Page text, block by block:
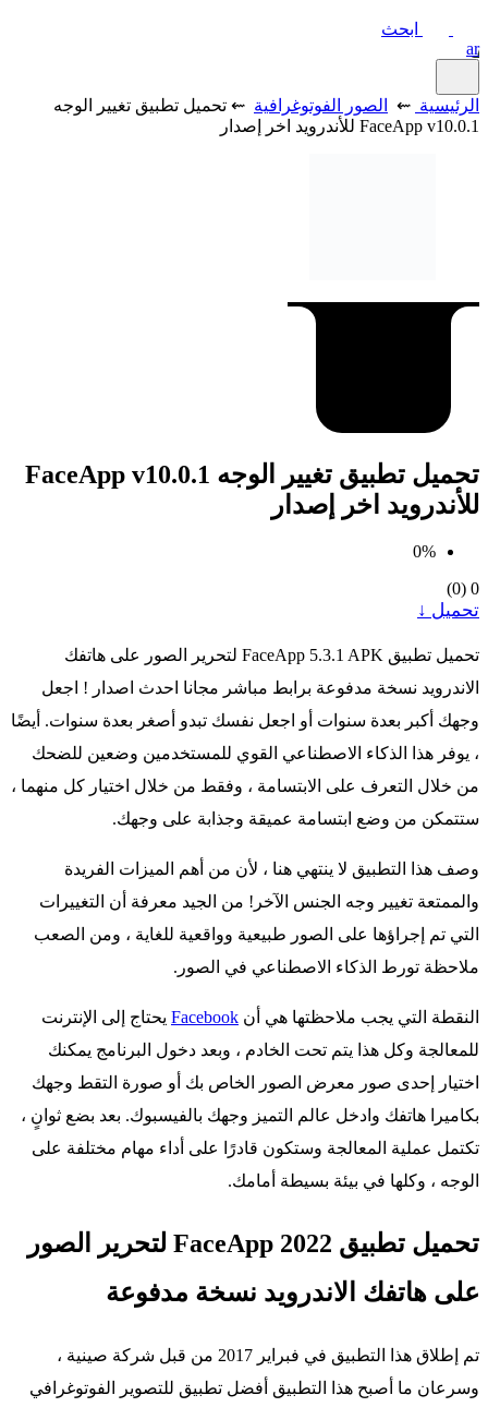
ابحث
ar
الرئيسية ⇜ الصور الفوتوغرافية ⇜ تحميل تطبيق تغيير الوجه
FaceApp v10.0.1 للأندرويد اخر إصدار
تحميل تطبيق تغيير الوجه FaceApp v10.0.1
للأندرويد اخر إصدار
0%
0
(
0
)
تحميل ↓
تحميل تطبيق FaceApp 5.3.1 APK لتحرير الصور على هاتفك
الاندرويد نسخة مدفوعة برابط مباشر مجانا احدث اصدار ! اجعل
وجهك أكبر بعدة سنوات أو اجعل نفسك تبدو أصغر بعدة سنوات. أيضًا
، يوفر هذا الذكاء الاصطناعي القوي للمستخدمين وضعين للضحك
من خلال التعرف على الابتسامة ، وفقط من خلال اختيار كل منهما ،
ستتمكن من وضع ابتسامة عميقة وجذابة على وجهك.
وصف هذا التطبيق لا ينتهي هنا ، لأن من أهم الميزات الفريدة
والممتعة تغيير وجه الجنس الآخر! من الجيد معرفة أن التغييرات
التي تم إجراؤها على الصور طبيعية وواقعية للغاية ، ومن الصعب
ملاحظة تورط الذكاء الاصطناعي في الصور.
النقطة التي يجب ملاحظتها هي أن Facebook يحتاج إلى الإنترنت
للمعالجة وكل هذا يتم تحت الخادم ، وبعد دخول البرنامج يمكنك
اختيار إحدى صور معرض الصور الخاص بك أو صورة التقط وجهك
بكاميرا هاتفك وادخل عالم التميز وجهك بالفيسبوك. بعد بضع ثوانٍ ،
تكتمل عملية المعالجة وستكون قادرًا على أداء مهام مختلفة على
الوجه ، وكلها في بيئة بسيطة أمامك.
تحميل تطبيق FaceApp 2022‏ لتحرير الصور
على هاتفك الاندرويد نسخة مدفوعة
تم إطلاق هذا التطبيق في فبراير 2017 من قبل شركة صينية ،
وسرعان ما أصبح هذا التطبيق أفضل تطبيق للتصوير الفوتوغرافي